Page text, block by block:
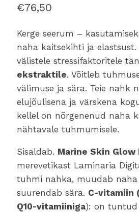
€76,50
Kerge seerum –
naha kaitsekihti ja
välistele stressifaktoritele
ekstraktile. Võitleb
välimuse ja sära. Teie nahk
elujõulisena ja värskena
kellel on nõrgenenud naha
nähtavale tuhmumisele.
Sisaldab. Marine Skin Glow
merevetikast Laminaria
tuhmi nahka, muudab naha
suurendab sära. C-vitamiin
Q10-vitamiiniga): on tuntud